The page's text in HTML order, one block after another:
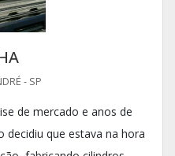
- SP
de mercado e anos de
decidiu que estava na hora